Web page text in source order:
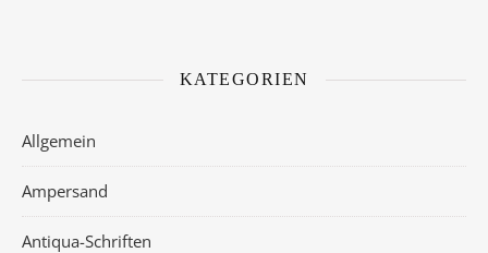
KATEGORIEN
Allgemein
Ampersand
Antiqua-Schriften